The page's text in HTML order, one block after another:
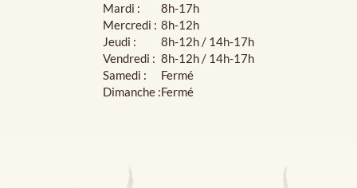
Mardi :
8h-17h
Mercredi : 8h-12h
Jeudi :
8h-12h / 14h-17h
Vendredi : 8h-12h / 14h-17h
Samedi :
Fermé
Dimanche :Fermé